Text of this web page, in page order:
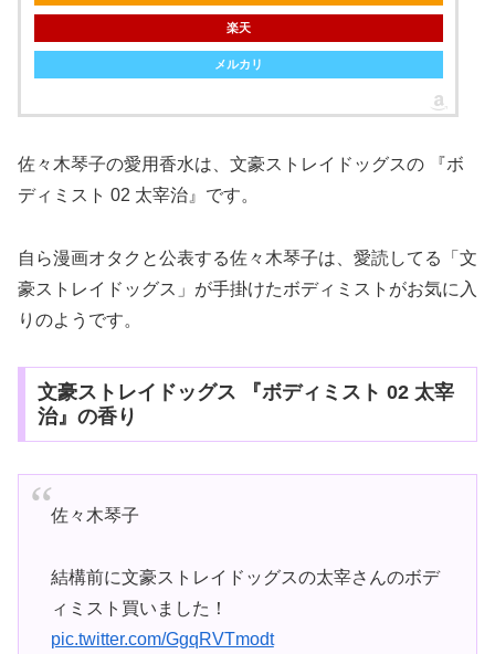
楽天
メルカリ
佐々木琴子の愛用香水は、文豪ストレイドッグスの 『ボ
ディミスト 02 太宰治』です。
自ら漫画オタクと公表する佐々木琴子は、愛読してる「文
豪ストレイドッグス」が手掛けたボディミストがお気に入
りのようです。
文豪ストレイドッグス 『ボディミスト 02 太宰
治』の香り
佐々木琴子
結構前に文豪ストレイドッグスの太宰さんのボデ
ィミスト買いました！
pic.twitter.com/GgqRVTmodt